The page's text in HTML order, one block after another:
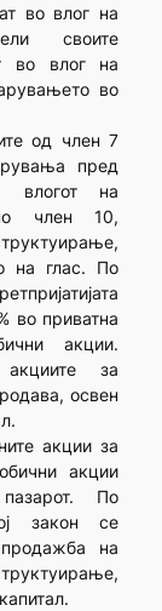
во влог на
своите
во влог на
во
од член 7
пред
влогот на
член 10,
на глас. По
во приватна
акции.
за
освен
акции за
акции
По
закон се
на